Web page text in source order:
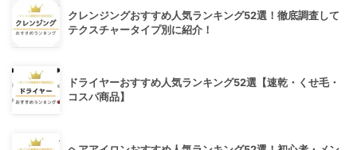
クレンジングおすすめ人気ランキング52選！徹底調査して
テクスチャータイプ別に紹介！
ドライヤーおすすめ人気ランキング52選【速乾・くせ毛・
コスパ商品】